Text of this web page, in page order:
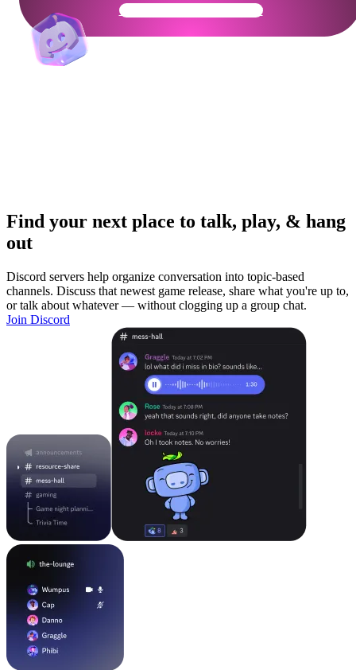
Get Your Community Ready
Find your next place to talk, play, & hang
out
Discord servers help organize conversation into topic-based
channels. Discuss that newest game release, share what you're up to,
or talk about whatever — without clogging up a group chat.
Join Discord